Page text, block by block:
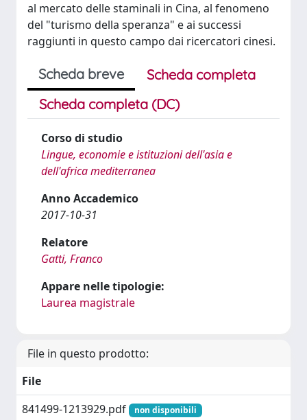
al mercato delle staminali in Cina, al fenomeno
del "turismo della speranza" e ai successi
raggiunti in questo campo dai ricercatori cinesi.
Scheda breve
Scheda completa
Scheda completa (DC)
Corso di studio
Lingue, economie e istituzioni dell'asia e
dell'africa mediterranea
Anno Accademico
2017-10-31
Relatore
Gatti, Franco
Appare nelle tipologie:
Laurea magistrale
File in questo prodotto:
File
841499-1213929.pdf
non disponibili